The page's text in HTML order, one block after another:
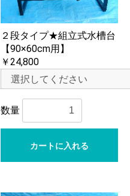
２段タイプ★組立式水槽台
【90×60cm用】
￥24,800
数量
カートに入れる